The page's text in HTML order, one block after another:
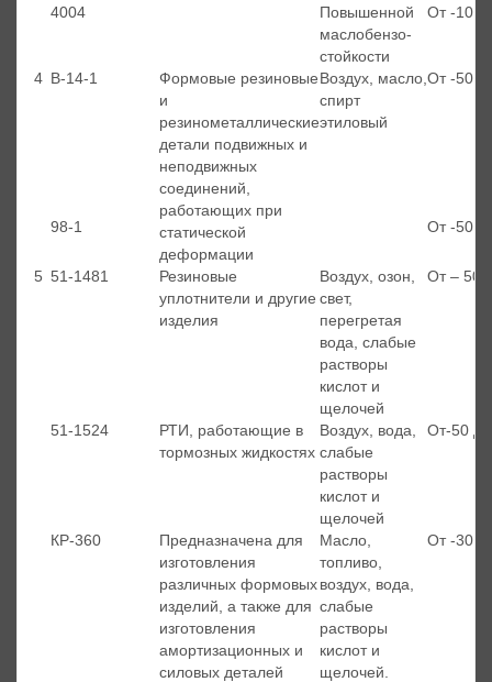
4004
Повышенной
маслобензо-
стойкости
От -10
4 В-14-1
Формовые резиновые
и
резинометаллические
детали подвижных и
неподвижных
соединений,
работающих при
статической
деформации
Воздух, масло,
спирт
этиловый
От -50
98-1 От -50
5 51-1481
Резиновые
уплотнители и другие
изделия
Воздух, озон,
свет,
перегретая
вода, слабые
растворы
кислот и
щелочей
От – 50
51-1524
РТИ, работающие в
тормозных жидкостях
Воздух, вода,
слабые
растворы
кислот и
щелочей
От-50
КР-360
Предназначена для
изготовления
различных формовых
изделий, а также для
изготовления
амортизационных и
силовых деталей
Масло,
топливо,
воздух, вода,
слабые
растворы
кислот и
щелочей.
От -30